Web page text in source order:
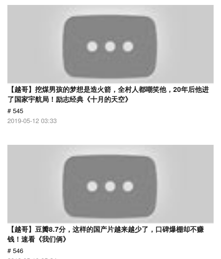
【越哥】挖煤男孩的梦想是造火箭，全村人都嘲笑他，20年后他进
了国家宇航局！励志经典《十月的天空》
# 545
2019-05-12 03:33
【越哥】豆瓣8.7分，这样的国产片越来越少了，口碑爆棚却不赚
钱！速看《我们俩》
# 546